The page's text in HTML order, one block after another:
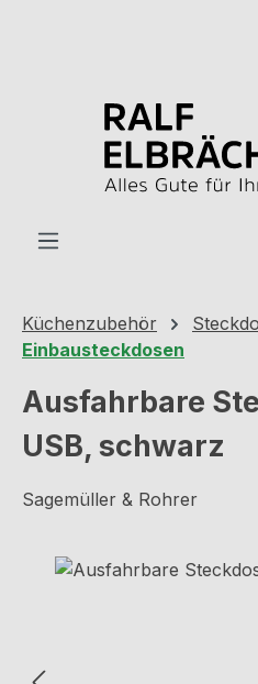
Küchenzubehör
Einbausteckdosen
Ausfahrbare
USB, schwarz
Sagemüller & Rohrer
Bildergalerie überspringen